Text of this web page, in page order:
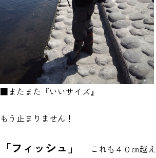
■またまた『いいサイズ』
もう止まりません！
「フィッシュ」 これも４０㎝越え